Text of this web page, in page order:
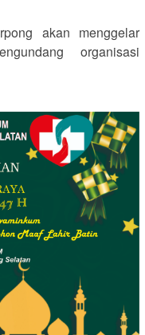
akan menggelar
organisasi